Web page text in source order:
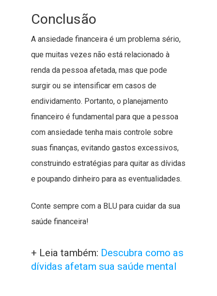
Conclusão
A ansiedade financeira é um problema sério,
que muitas vezes não está relacionado à
renda da pessoa afetada, mas que pode
surgir ou se intensificar em casos de
endividamento. Portanto, o planejamento
financeiro é fundamental para que a pessoa
com ansiedade tenha mais controle sobre
suas finanças, evitando gastos excessivos,
construindo estratégias para quitar as dívidas
e poupando dinheiro para as eventualidades.
Conte sempre com a BLU para cuidar da sua
saúde financeira!
+ Leia também: Descubra como as
dívidas afetam sua saúde mental